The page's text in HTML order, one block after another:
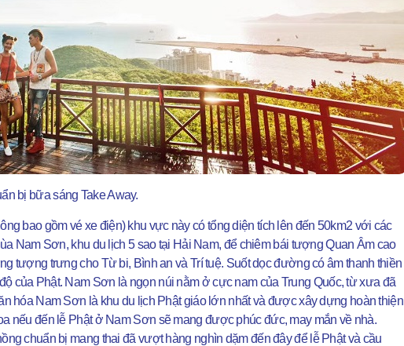
bị bữa sáng Take Away.
bao gồm vé xe điện) khu vực này có tổng diện tích lên đến 50km2 với các
Nam Sơn, khu du lịch 5 sao tại Hải Nam, để chiêm bái tượng Quan Âm cao
tượng trưng cho Từ bi, Bình an và Trí tuệ. Suốt dọc đường có âm thanh thiền
của Phật. Nam Sơn là ngọn núi nằm ở cực nam của Trung Quốc, từ xưa đã
hóa Nam Sơn là khu du lịch Phật giáo lớn nhất và được xây dựng hoàn thiện
nếu đến lễ Phật ở Nam Sơn sẽ mang được phúc đức, may mắn về nhà.
chuẩn bị mang thai đã vượt hàng nghìn dặm đến đây để lễ Phật và cầu